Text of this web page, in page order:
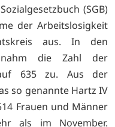
(SGB)
der Arbeitslosigkeit
aus. In den
nahm die Zahl der
635 zu. Aus der
so genannte Hartz IV
Frauen und Männer
als im November.